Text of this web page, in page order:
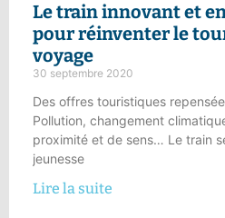
Letrain innovant et
pour réinventer le
voyage
30 septembre 2020
Des offres touristiques
Pollution, changement
proximité et de sens… Le train
jeunesse
Lire la suite